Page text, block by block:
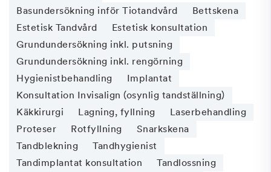
Basundersökning inför Tiotandvård
Bettskena
Estetisk Tandvård
Estetisk konsultation
Grundundersökning inkl. putsning
Grundundersökning inkl. rengörning
Hygienistbehandling
Implantat
Konsultation Invisalign (osynlig tandställning)
Käkkirurgi
Lagning, fyllning
Laserbehandling
Proteser
Rotfyllning
Snarkskena
Tandblekning
Tandhygienist
Tandimplantat konsultation
Tandlossning